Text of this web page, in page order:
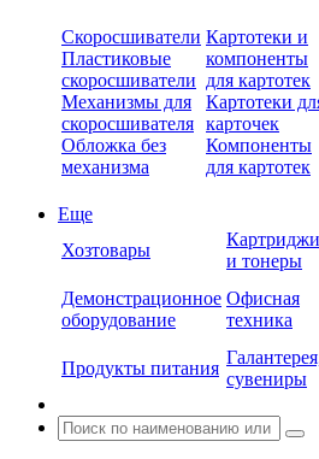
Скоросшиватели
Пластиковые
скоросшиватели
Механизмы для
скоросшивателя
Обложка без
механизма
Картотеки и
компоненты
для картотек
Картотеки
карточек
Компоненты
для картотек
Еще
Хозтовары
Картриджи
и тонеры
Демонстрационное
оборудование
Офисная
техника
Продукты питания
сувениры